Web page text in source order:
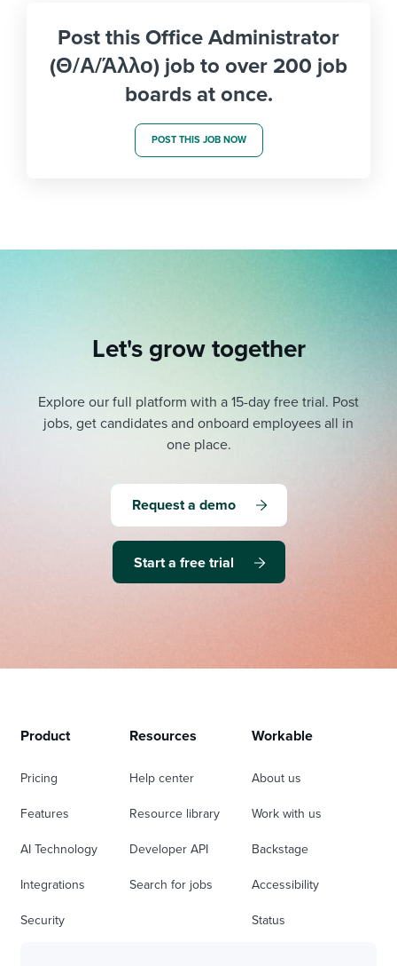
Post this Office Administrator
(Θ/Α/Άλλο) job to over 200 job
boards at once.
POST THIS JOB NOW
Let's grow together
Explore our full platform with a 15-day free trial. Post
jobs, get candidates and onboard employees all in
one place.
Request a demo
Start a free trial
Product
Pricing
Features
AI Technology
Integrations
Security
Resources
Help center
Resource library
Developer API
Search for jobs
Workable
About us
Work with us
Backstage
Accessibility
Status